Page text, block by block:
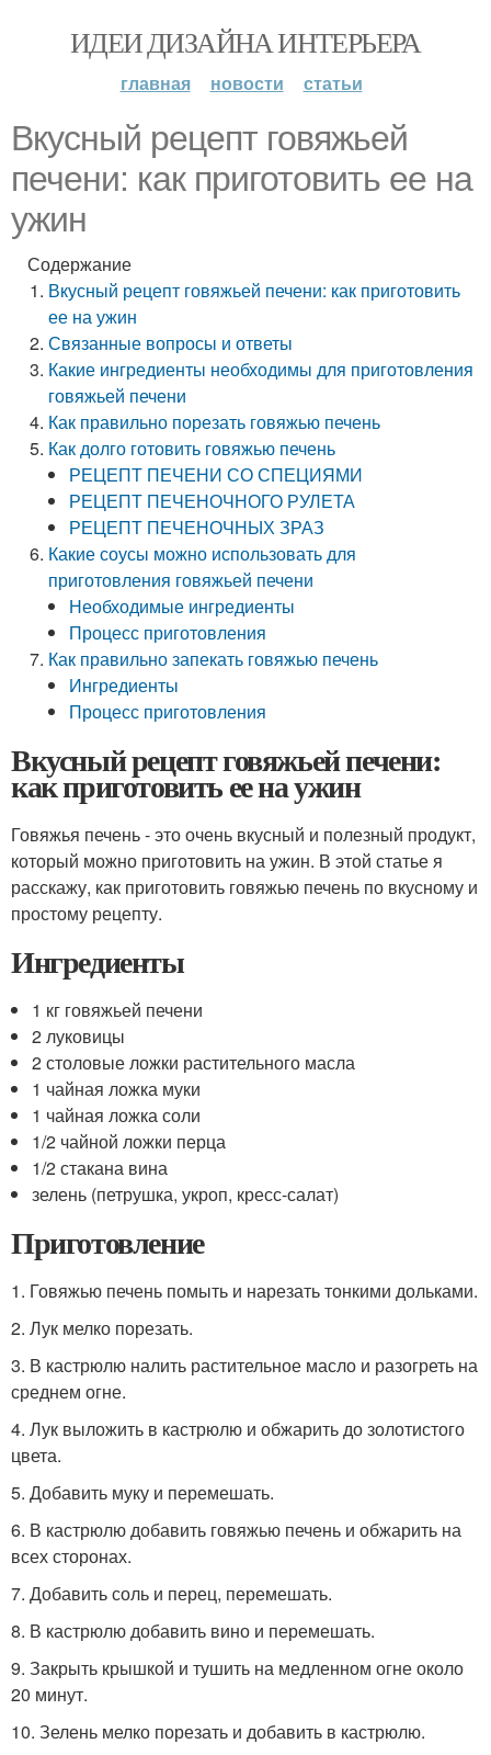
ИДЕИ ДИЗАЙНА ИНТЕРЬЕРА
главная новости статьи
Вкусный рецепт говяжьей
печени: как приготовить ее на
ужин
Содержание
Вкусный рецепт говяжьей печени: как приготовить
ее на ужин
Связанные вопросы и ответы
Какие ингредиенты необходимы для приготовления
говяжьей печени
Как правильно порезать говяжью печень
Как долго готовить говяжью печень
РЕЦЕПТ ПЕЧЕНИ СО СПЕЦИЯМИ
РЕЦЕПТ ПЕЧЕНОЧНОГО РУЛЕТА
РЕЦЕПТ ПЕЧЕНОЧНЫХ ЗРАЗ
Какие соусы можно использовать для
приготовления говяжьей печени
Необходимые ингредиенты
Процесс приготовления
Как правильно запекать говяжью печень
Ингредиенты
Процесс приготовления
Вкусный рецепт говяжьей печени:
как приготовить ее на ужин
Говяжья печень - это очень вкусный и полезный продукт,
который можно приготовить на ужин. В этой статье я
расскажу, как приготовить говяжью печень по вкусному и
простому рецепту.
Ингредиенты
1 кг говяжьей печени
2 луковицы
2 столовые ложки растительного масла
1 чайная ложка муки
1 чайная ложка соли
1/2 чайной ложки перца
1/2 стакана вина
зелень (петрушка, укроп, кресс-салат)
Приготовление
1. Говяжью печень помыть и нарезать тонкими дольками.
2. Лук мелко порезать.
3. В кастрюлю налить растительное масло и разогреть на
среднем огне.
4. Лук выложить в кастрюлю и обжарить до золотистого
цвета.
5. Добавить муку и перемешать.
6. В кастрюлю добавить говяжью печень и обжарить на
всех сторонах.
7. Добавить соль и перец, перемешать.
8. В кастрюлю добавить вино и перемешать.
9. Закрыть крышкой и тушить на медленном огне около
20 минут.
10. Зелень мелко порезать и добавить в кастрюлю.